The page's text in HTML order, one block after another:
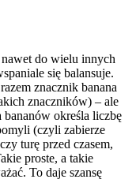
do wielu innych
się balansuje.
znacznik banana
znaczników) – ale
określa liczbę
(czyli zabierze
turę przed czasem,
proste, a takie
To daje szansę